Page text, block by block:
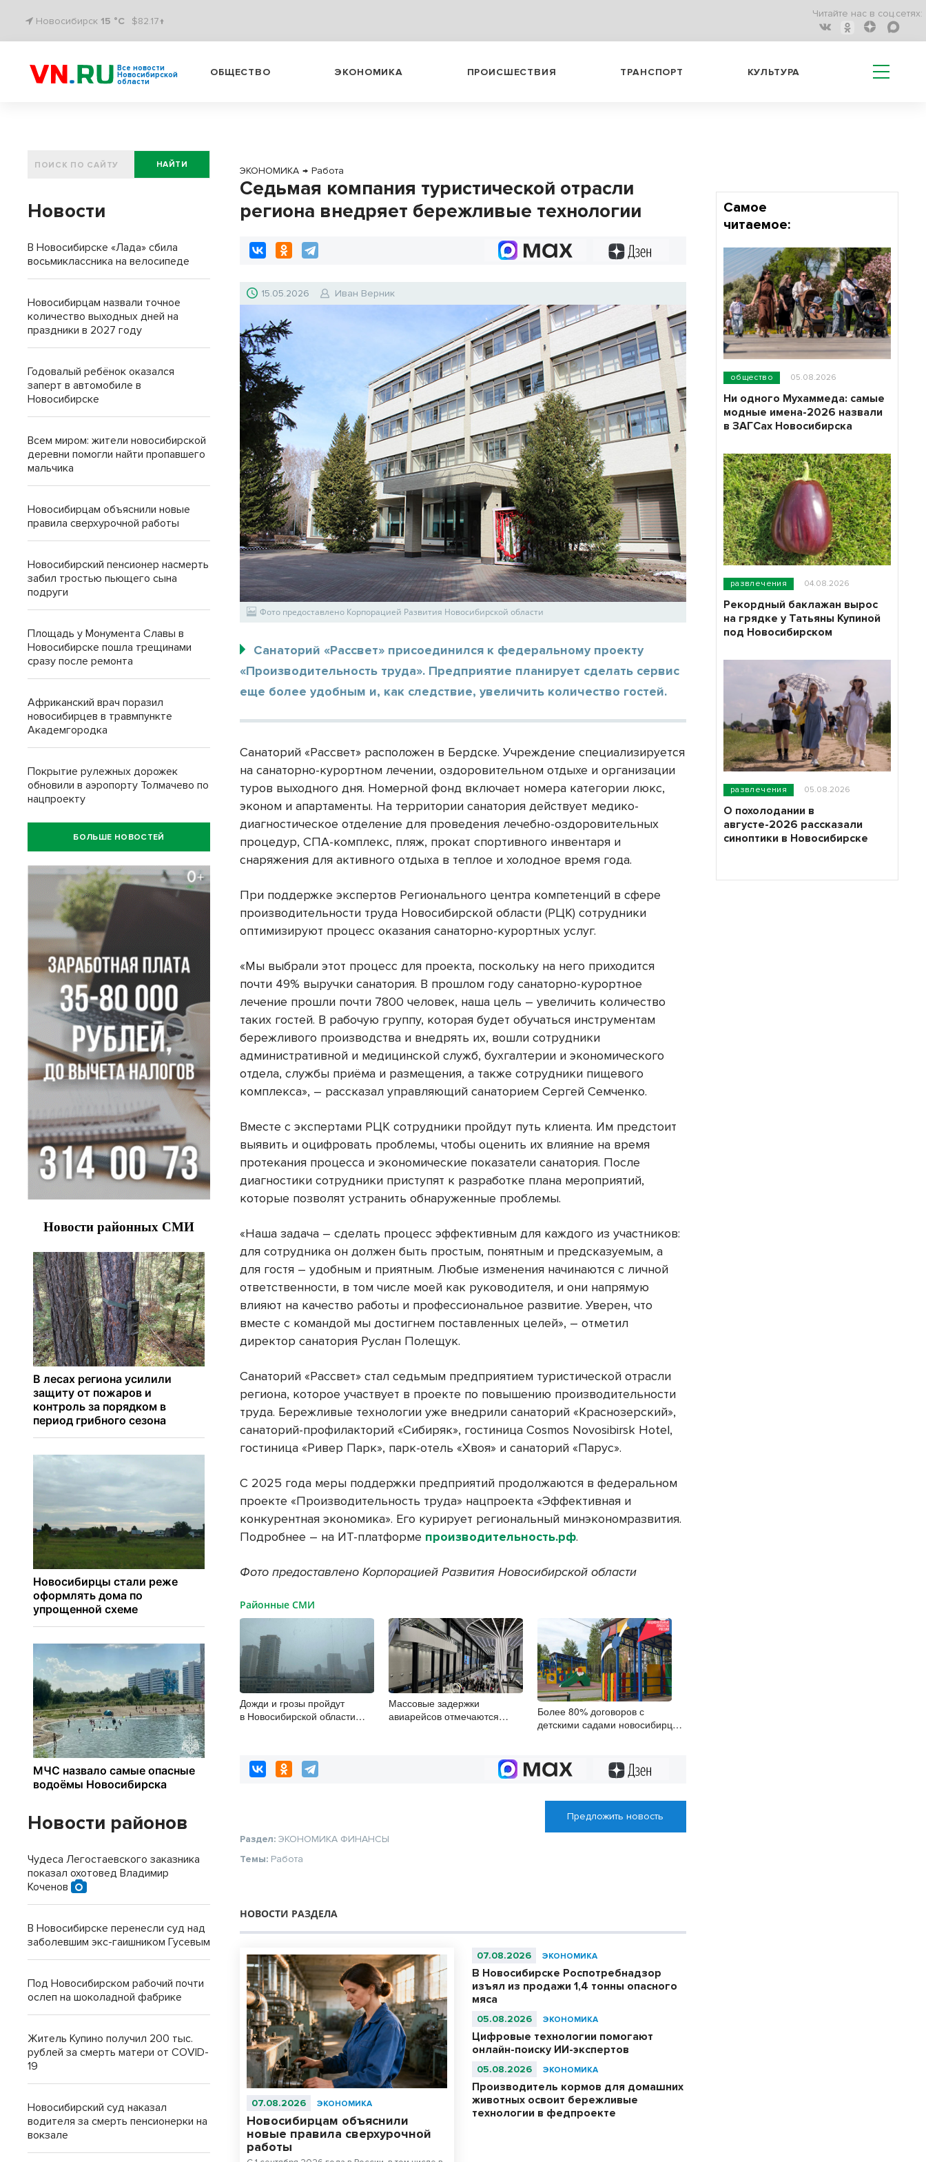
Новосибирск 15 °C $82.17↑
Читайте нас в соц.сетях:
Все новости
Новосибирской
области
ОБЩЕСТВО ЭКОНОМИКА ПРОИСШЕСТВИЯ ТРАНСПОРТ КУЛЬТУРА
ЭКОНОМИКА → Работа
Седьмая компания туристической отрасли
региона внедряет бережливые технологии
15.05.2026 Иван Верник
Фото предоставлено Корпорацией Развития Новосибирской области
Санаторий «Рассвет» присоединился к федеральному проекту
«Производительность труда». Предприятие планирует сделать сервис
еще более удобным и, как следствие, увеличить количество гостей.
Санаторий «Рассвет» расположен в Бердске. Учреждение специализируется
на санаторно-курортном лечении, оздоровительном отдыхе и организации
туров выходного дня. Номерной фонд включает номера категории люкс,
эконом и апартаменты. На территории санатория действует медико-
диагностическое отделение для проведения лечебно-оздоровительных
процедур, СПА-комплекс, пляж, прокат спортивного инвентаря и
снаряжения для активного отдыха в теплое и холодное время года.
При поддержке экспертов Регионального центра компетенций в сфере
производительности труда Новосибирской области (РЦК) сотрудники
оптимизируют процесс оказания санаторно-курортных услуг.
«Мы выбрали этот процесс для проекта, поскольку на него приходится
почти 49% выручки санатория. В прошлом году санаторно-курортное
лечение прошли почти 7800 человек, наша цель – увеличить количество
таких гостей. В рабочую группу, которая будет обучаться инструментам
бережливого производства и внедрять их, вошли сотрудники
административной и медицинской служб, бухгалтерии и экономического
отдела, службы приёма и размещения, а также сотрудники пищевого
комплекса», – рассказал управляющий санаторием Сергей Семченко.
Вместе с экспертами РЦК сотрудники пройдут путь клиента. Им предстоит
выявить и оцифровать проблемы, чтобы оценить их влияние на время
протекания процесса и экономические показатели санатория. После
диагностики сотрудники приступят к разработке плана мероприятий,
которые позволят устранить обнаруженные проблемы.
«Наша задача – сделать процесс эффективным для каждого из участников:
для сотрудника он должен быть простым, понятным и предсказуемым, а
для гостя – удобным и приятным. Любые изменения начинаются с личной
ответственности, в том числе моей как руководителя, и они напрямую
влияют на качество работы и профессиональное развитие. Уверен, что
вместе с командой мы достигнем поставленных целей», – отметил
директор санатория Руслан Полещук.
Санаторий «Рассвет» стал седьмым предприятием туристической отрасли
региона, которое участвует в проекте по повышению производительности
труда. Бережливые технологии уже внедрили санаторий «Краснозерский»,
санаторий-профилакторий «Сибиряк», гостиница Cosmos Novosibirsk Hotel,
гостиница «Ривер Парк», парк-отель «Хвоя» и санаторий «Парус».
С 2025 года меры поддержки предприятий продолжаются в федеральном
проекте «Производительность труда» нацпроекта «Эффективная и
конкурентная экономика». Его курирует региональный минэкономразвития.
Подробнее – на ИТ-платформе производительность.рф.
Фото предоставлено Корпорацией Развития Новосибирской области
Районные СМИ
Дожди и грозы пройдут
в Новосибирской области
Массовые задержки
авиарейсов отмечаются
Более 80% договоров с
детскими садами новосибирцы
Предложить новость
Раздел:ЭКОНОМИКА ФИНАНСЫ
Темы: Работа
НОВОСТИ РАЗДЕЛА
07.08.2026 ЭКОНОМИКА
Новосибирцам объяснили
новые правила сверхурочной
работы
07.08.2026 ЭКОНОМИКА
В Новосибирске Роспотребнадзор
изъял из продажи 1,4 тонны опасного
мяса
05.08.2026 ЭКОНОМИКА
Цифровые технологии помогают
онлайн-поиску ИИ-экспертов
05.08.2026 ЭКОНОМИКА
Производитель кормов для домашних
животных освоит бережливые
технологии в федпроекте
НАЙТИ
Новости
В Новосибирске «Лада» сбила
восьмиклассника на велосипеде
Новосибирцам назвали точное
количество выходных дней на
праздники в 2027 году
Годовалый ребёнок оказался
заперт в автомобиле в
Новосибирске
Всем миром: жители новосибирской
деревни помогли найти пропавшего
мальчика
Новосибирцам объяснили новые
правила сверхурочной работы
Новосибирский пенсионер насмерть
забил тростью пьющего сына
подруги
Площадь у Монумента Славы в
Новосибирске пошла трещинами
сразу после ремонта
Африканский врач поразил
новосибирцев в травмпункте
Академгородка
Покрытие рулежных дорожек
обновили в аэропорту Толмачево по
нацпроекту
БОЛЬШЕ НОВОСТЕЙ
Новости районов
Чудеса Легостаевского заказника
показал охотовед Владимир
Коченов
В Новосибирске перенесли суд над
заболевшим экс-гаишником Гусевым
Под Новосибирском рабочий почти
ослеп на шоколадной фабрике
Житель Купино получил 200 тыс.
рублей за смерть матери от COVID-
19
Новосибирский суд наказал
водителя за смерть пенсионерки на
вокзале
Самое
читаемое:
общество 05.08.2026
Ни одного Мухаммеда: самые
модные имена-2026 назвали
в ЗАГСах Новосибирска
развлечения 04.08.2026
Рекордный баклажан вырос
на грядке у Татьяны Купиной
под Новосибирском
развлечения 05.08.2026
О похолодании в
августе-2026 рассказали
синоптики в Новосибирске